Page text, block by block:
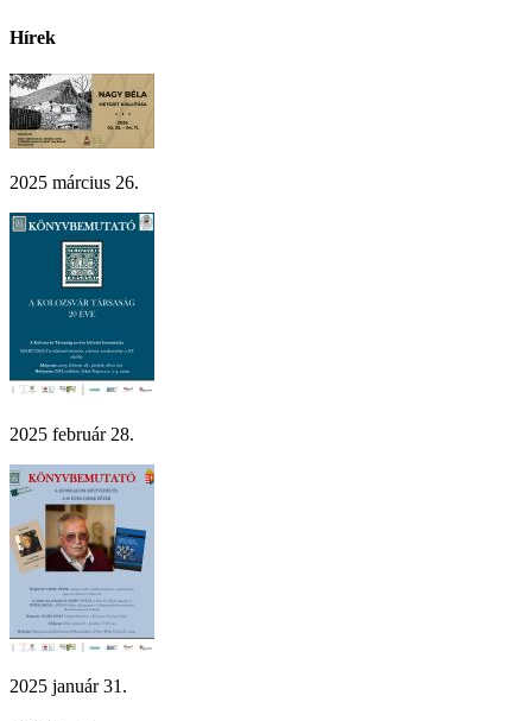
Hírek
2025 március 26.
2025 február 28.
2025 január 31.